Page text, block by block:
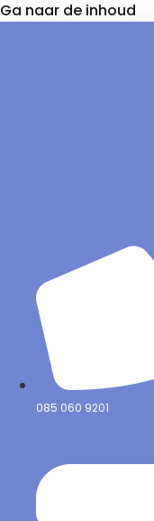
Ga naar de inhoud
085 060 9201